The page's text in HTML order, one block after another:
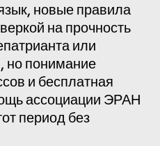
новые правила
на прочность
или
но понимание
и бесплатная
ассоциации ЭРАН
период без